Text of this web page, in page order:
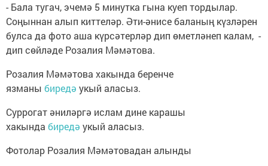
- Бала тугач, эчемә 5 минутка гына куеп тордылар.
Соңыннан алып киттеләр. Әти-әнисе баланың күзләрен
булса да фото аша күрсәтерләр дип өметләнеп калам, -
дип сөйләде Розалия Мәмәтова.
Розалия Мәмәтова хакында беренче
язманы биредә укый аласыз.
Суррогат әниләргә ислам дине карашы
хакында биредә укый аласыз.
Фотолар Розалия Мәмәтовадан алынды